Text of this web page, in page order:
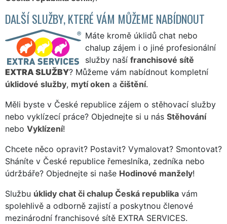
DALŠÍ SLUŽBY, KTERÉ VÁM MŮŽEME NABÍDNOUT
Máte kromě úklidů chat nebo
chalup zájem i o jiné profesionální
služby naší franchisové sítě
EXTRA SLUŽBY? Můžeme vám nabídnout kompletní
úklidové služby, mytí oken a čištění.
Měli byste v České republice zájem o stěhovací služby
nebo vyklízecí práce? Objednejte si u nás Stěhování
nebo Vyklízení!
Chcete něco opravit? Postavit? Vymalovat? Smontovat?
Sháníte v České republice řemeslníka, zedníka nebo
údržbáře? Objednejte si naše Hodinové manžely!
Službu úklidy chat či chalup Česká republika vám
spolehlivě a odborně zajistí a poskytnou členové
mezinárodní franchisové sítě EXTRA SERVICES.